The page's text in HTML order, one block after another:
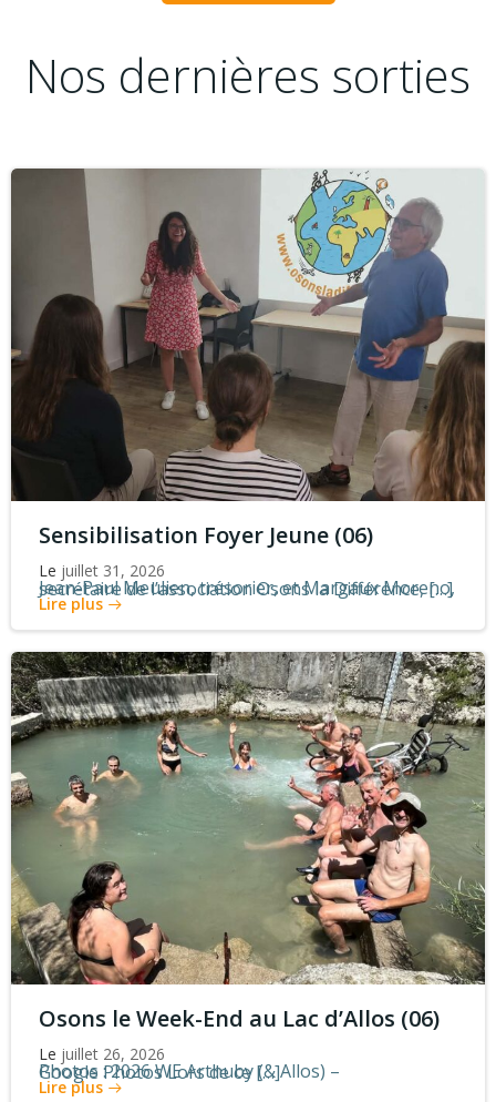
Nos dernières sorties
Sensibilisation Foyer Jeune (06)
Le juillet 31, 2026
Jean-Paul Meulien, trésorier, et Margaux Moreno, secrétaire de l’association Osons la Différence, […]
Lire plus
Osons le Week-End au Lac d’Allos (06)
Le juillet 26, 2026
Photos : 2026 WE Arthuby (& Allos) – Google Photos Lors de ce […]
Lire plus